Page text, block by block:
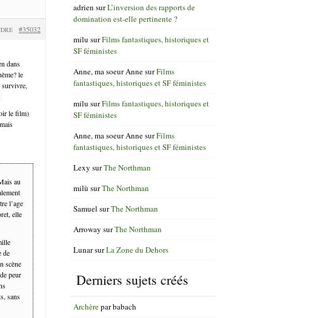
#35032
dans
le
survivre,
le film)
au
l’age
elle
de
scène
peur
sans
adrien surL’inversion des rapports de
domination est-elle pertinente ?
milu surFilms fantastiques, historiques et
SF féministes
Anne, ma soeur AnnesurFilms
fantastiques, historiques et SF féministes
milu surFilms fantastiques, historiques et
SF féministes
Anne, ma soeur AnnesurFilms
fantastiques, historiques et SF féministes
Lexy surThe Northman
milù surThe Northman
Samuel surThe Northman
Arroway surThe Northman
LunarsurLa Zone du Dehors
Derniers sujets créés
Archèreparbabach